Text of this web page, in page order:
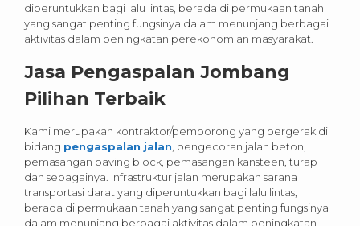
diperuntukkan bagi lalu lintas, berada di permukaan tanah
yang sangat penting fungsinya dalam menunjang berbagai
aktivitas dalam peningkatan perekonomian masyarakat.
Jasa Pengaspalan Jombang
Pilihan Terbaik
Kami merupakan kontraktor/pemborong yang bergerak di
bidang pengaspalan jalan , pengecoran jalan beton,
pemasangan paving block, pemasangan kansteen, turap
dan sebagainya. Infrastruktur jalan merupakan sarana
transportasi darat yang diperuntukkan bagi lalu lintas,
berada di permukaan tanah yang sangat penting fungsinya
dalam menunjang berbagai aktivitas dalam peningkatan